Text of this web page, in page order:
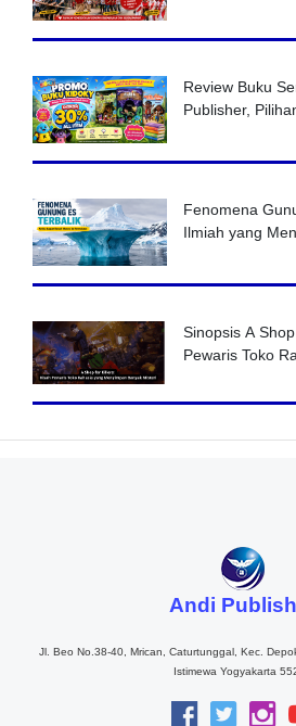
Review Buku
Publisher,
Fenomena
Ilmiah yang
Sinopsis A
Pewaris Toko
Andi
Jl. Beo No.38-40, Mrican, Caturtunggal, Kec.
Istimewa Yogyakarta